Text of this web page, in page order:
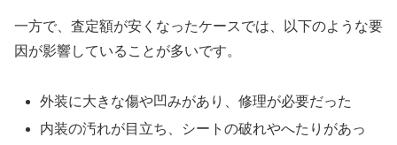
一方で、査定額が安くなったケースでは、以下のような要
因が影響していることが多いです。
外装に大きな傷や凹みがあり、修理が必要だった
内装の汚れが目立ち、シートの破れやへたりがあっ